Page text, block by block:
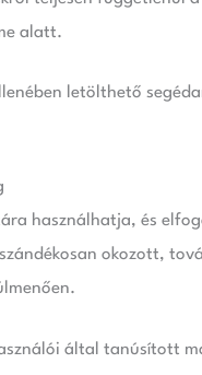
alatt.
letölthető
használhatja, és
okozott,
által tanúsított